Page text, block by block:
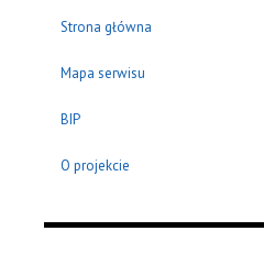
Strona główna
Mapa serwisu
BIP
O projekcie